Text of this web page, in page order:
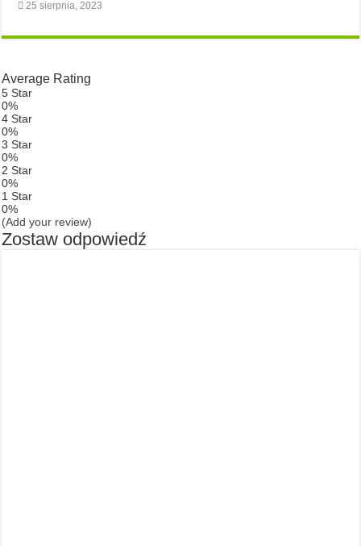
25 sierpnia, 2023
Average Rating
5 Star
0%
4 Star
0%
3 Star
0%
2 Star
0%
1 Star
0%
(Add your review)
Zostaw odpowiedź